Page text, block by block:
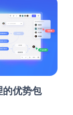
的优势包